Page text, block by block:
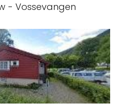
- Vossevangen